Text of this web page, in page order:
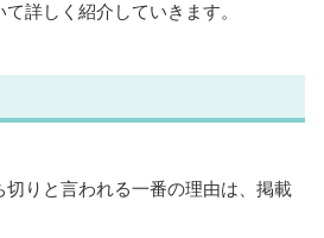
詳しく紹介していきます。
切りと言われる一番の理由は、掲載